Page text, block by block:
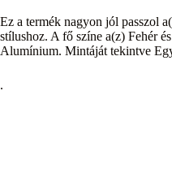
Ez a termék nagyon jól passzol
stílushoz. A fő színe a(z) Fehér
Alumínium. Mintáját tekintve
.